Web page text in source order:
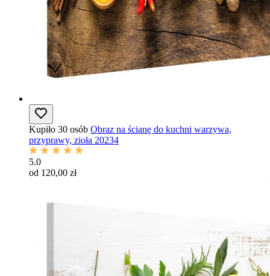
Kupiło 30 osób Obraz na ścianę do kuchni warzywa,
przyprawy, zioła 20234
5.0
od 120,00 zł